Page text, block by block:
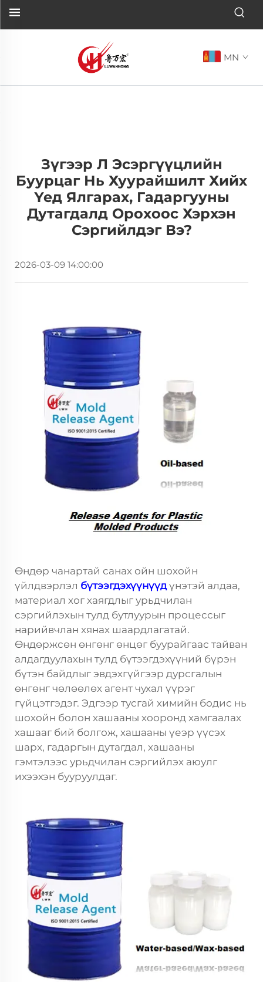
MN
Зүгээр Л Эсэргүүцлийн
Буурцаг Нь Хуурайшилт Хийх
Үед Ялгарах, Гадаргууны
Дутагдалд Орохоос Хэрхэн
Сэргийлдэг Вэ?
2026-03-09 14:00:00
Өндөр чанартай санах ойн шохойн
үйлдвэрлэл бүтээгдэхүүнүүдүнэтэй алдаа,
материал хог хаягдлыг урьдчилан
сэргийлэхын тулд бутлуурын процессыг
нарийвчлан хянах шаардлагатай.
Өндөржсөн өнгөнг өнцөг буурайгаас тайван
алдагдуулахын тулд бүтээгдэхүүний бүрэн
бүтэн байдлыг эвдэхгүйгээр дурсгалын
өнгөнг чөлөөлөх агент чухал үүрэг
гүйцэтгэдэг. Эдгээр тусгай химийн бодис нь
шохойн болон хашааны хооронд хамгаалах
хашааг бий болгож, хашааны үеэр үүсэх
шарх, гадаргын дутагдал, хашааны
гэмтэлээс урьдчилан сэргийлэх аюулг
ихээхэн бууруулдаг.